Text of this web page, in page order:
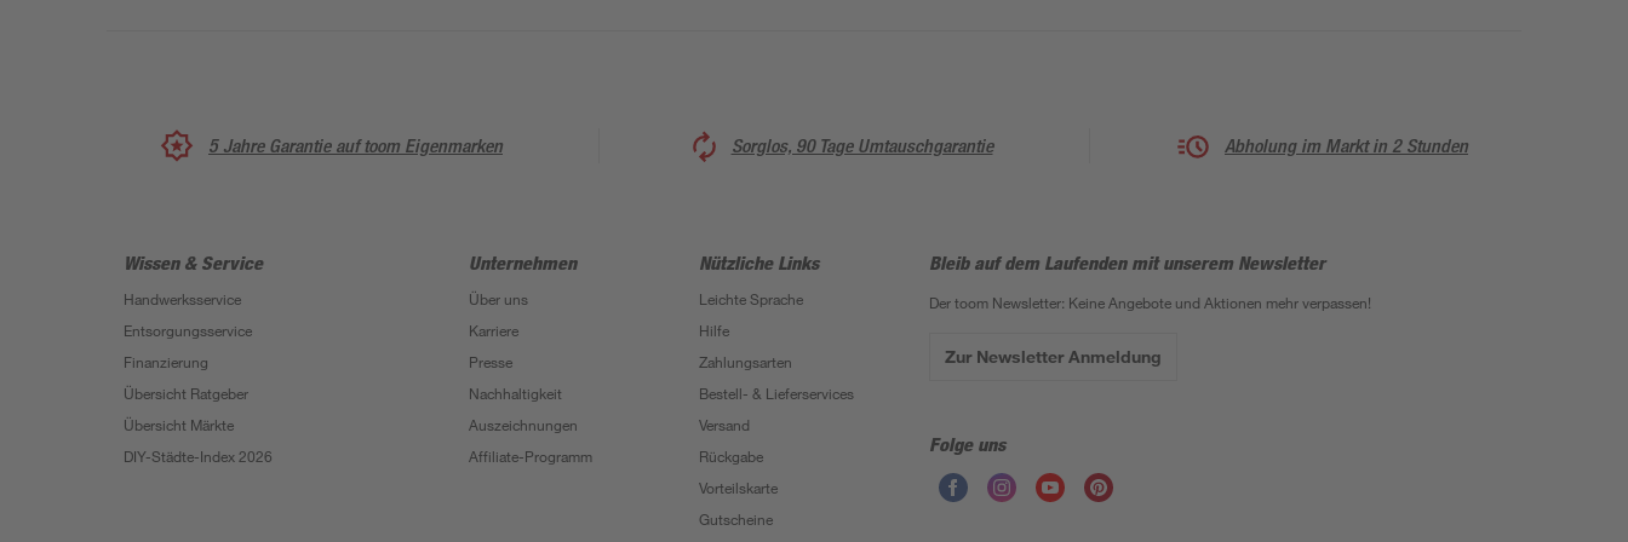
5 Jahre Garantie auf toom Eigenmarken Sorglos, 90 Tage Umtauschgarantie Abholung im Markt in 2 Stunden
Wissen & Service
Handwerksservice
Entsorgungsservice
Finanzierung
Übersicht Ratgeber
Übersicht Märkte
DIY-Städte-Index 2026
Unternehmen
Über uns
Karriere
Presse
Nachhaltigkeit
Auszeichnungen
Affiliate-Programm
Nützliche Links
Leichte Sprache
Hilfe
Zahlungsarten
Bestell- & Lieferservices
Versand
Rückgabe
Vorteilskarte
Gutscheine
Bleib auf dem Laufenden mit unserem Newsletter
Der toom Newsletter: Keine Angebote und Aktionen mehr verpassen!
Zur Newsletter Anmeldung
Folge uns